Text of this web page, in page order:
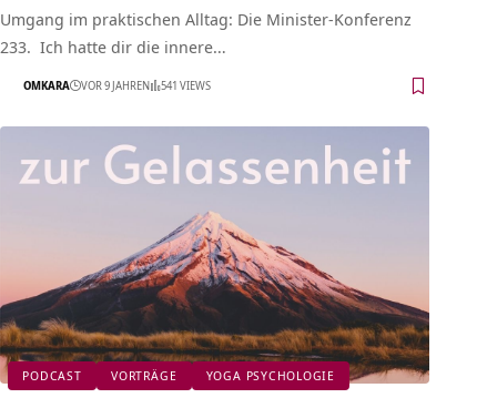
Umgang im praktischen Alltag: Die Minister-Konferenz
233. Ich hatte dir die innere…
OMKARA VOR 9 JAHREN 541 VIEWS
PODCAST VORTRÄGE YOGA PSYCHOLOGIE